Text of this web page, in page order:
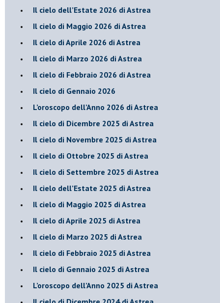
​Il cielo dell’Estate 2026 di Astrea
​Il cielo di Maggio 2026 di Astrea
​Il cielo di Aprile 2026 di Astrea
​Il cielo di Marzo 2026 di Astrea
​Il cielo di Febbraio 2026 di Astrea
Il cielo di Gennaio 2026
​L’oroscopo dell’Anno 2026 di Astrea
​Il cielo di Dicembre 2025 di Astrea
​Il cielo di Novembre 2025 di Astrea
​Il cielo di Ottobre 2025 di Astrea
Il cielo di Settembre 2025 di Astrea
Il cielo dell’Estate 2025 di Astrea
​Il cielo di Maggio 2025 di Astrea
​Il cielo di Aprile 2025 di Astrea
Il cielo di Marzo 2025 di Astrea
​Il cielo di Febbraio 2025 di Astrea
Il cielo di Gennaio 2025 di Astrea
​L’oroscopo dell’Anno 2025 di Astrea